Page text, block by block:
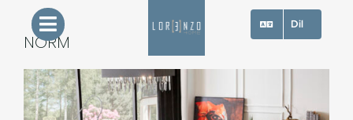
content
Dil
NORM